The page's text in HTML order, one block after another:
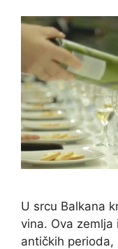
U srcu Balkana
vina. Ova
antičkih